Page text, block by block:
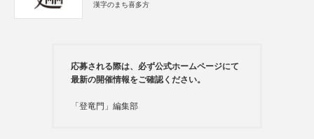
漢字のまち喜多方
応募される際は、必ず公式ホームページにて
最新の開催情報をご確認ください。
「登竜門」編集部